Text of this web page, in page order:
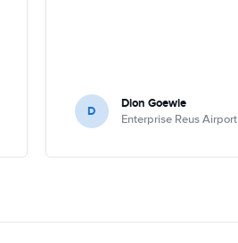
D Dion Goewie
Enterprise Reus Airport